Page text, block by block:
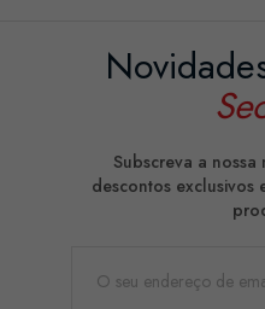
Subscreva a
descontos exclusivos